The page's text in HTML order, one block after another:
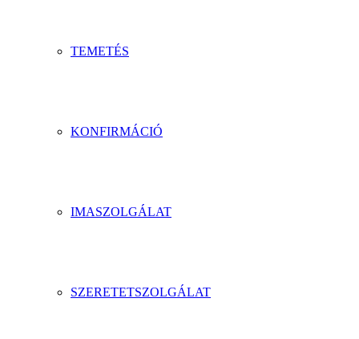
TEMETÉS
KONFIRMÁCIÓ
IMASZOLGÁLAT
SZERETETSZOLGÁLAT